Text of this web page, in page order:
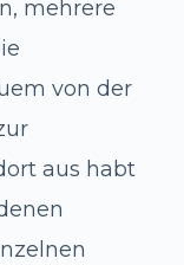
mehrere
von der
aus habt